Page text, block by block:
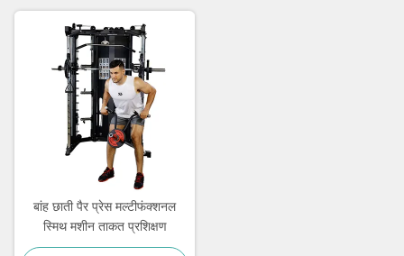
बांह छाती पैर प्रेस मल्टीफंक्शनल
स्मिथ मशीन ताकत प्रशिक्षण